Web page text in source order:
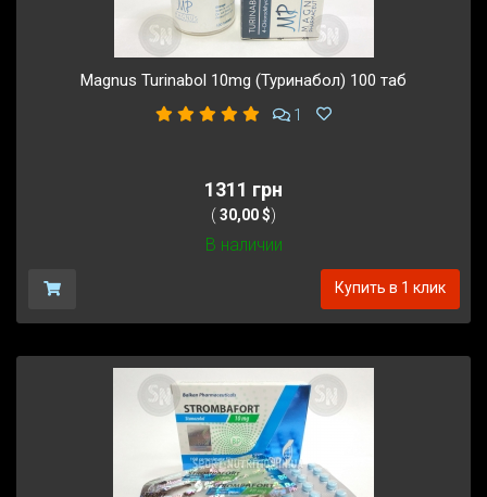
Magnus Turinabol 10mg (Туринабол) 100 таб
1
1311 грн
( 30,00 $)
В наличии
Купить в 1 клик